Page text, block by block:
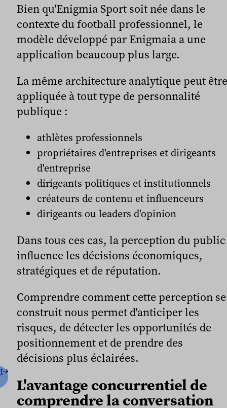
Bien qu'Enigmia Sport soit née dans le
contexte du football professionnel, le
modèle développé par Enigmaia a une
application beaucoup plus large.
La même architecture analytique peut être
appliquée à tout type de personnalité
publique :
athlètes professionnels
propriétaires d'entreprises et dirigeants
d'entreprise
dirigeants politiques et institutionnels
créateurs de contenu et influenceurs
dirigeants ou leaders d'opinion
Dans tous ces cas, la perception du public
influence les décisions économiques,
stratégiques et de réputation.
Comprendre comment cette perception se
construit nous permet d'anticiper les
risques, de détecter les opportunités de
positionnement et de prendre des
décisions plus éclairées.
L'avantage concurrentiel de
comprendre la conversation